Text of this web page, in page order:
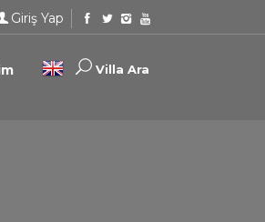
Giriş Yap
Villa Ara